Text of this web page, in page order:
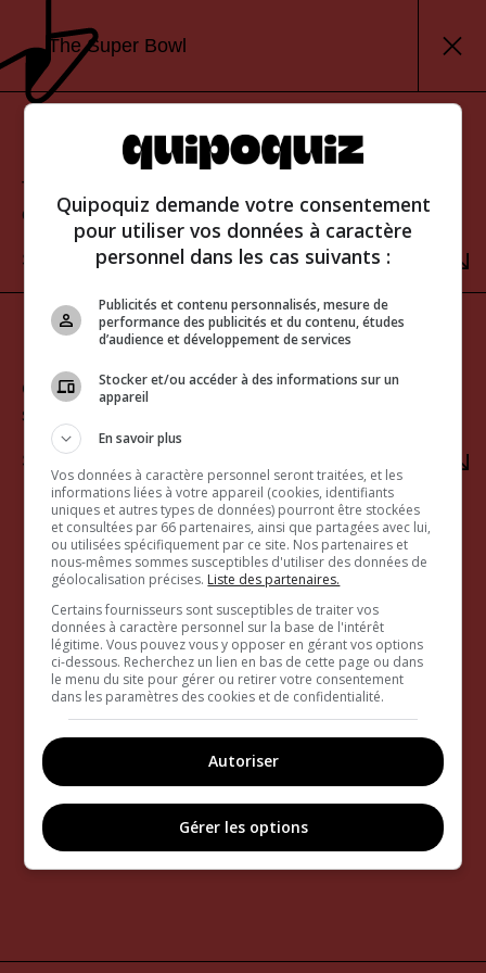
The Super Bowl
Classic mode
Test your knowledge and view your score at the
end of the quiz.
SELECT
Sudden-death mode
Challenge yourself to get a perfect score. One
strike and you’re out!
SELECT
Quipoquiz demande votre consentement
pour utiliser vos données à caractère
personnel dans les cas suivants :
Publicités et contenu personnalisés, mesure de
performance des publicités et du contenu, études
d’audience et développement de services
Stocker et/ou accéder à des informations sur un
appareil
En savoir plus
Vos données à caractère personnel seront traitées, et les
informations liées à votre appareil (cookies, identifiants
uniques et autres types de données) pourront être stockées
et consultées par 66 partenaires, ainsi que partagées avec lui,
ou utilisées spécifiquement par ce site. Nos partenaires et
nous-mêmes sommes susceptibles d'utiliser des données de
géolocalisation précises. Liste des partenaires.
Certains fournisseurs sont susceptibles de traiter vos
données à caractère personnel sur la base de l'intérêt
légitime. Vous pouvez vous y opposer en gérant vos options
ci-dessous. Recherchez un lien en bas de cette page ou dans
le menu du site pour gérer ou retirer votre consentement
dans les paramètres des cookies et de confidentialité.
Autoriser
Gérer les options